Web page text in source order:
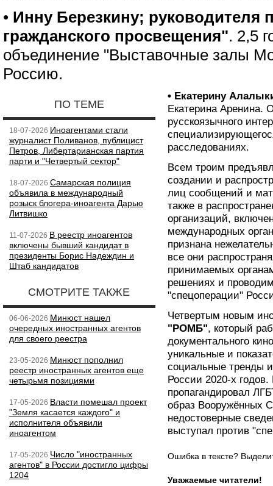
• Инну Березкину;
гражданского просвещения". 2,5
объединение "Выставочные залы
Россию.
ПО ТЕМЕ
18-07-2026 Иноагентами стали
журналист Поливанов, публицист
Петров, Либертарианская партия
парти и "Четвертый сектор"
18-07-2026 Самарская полиция
объявила в международный
розыск блогера-иноагента Дарью
Литвишко
11-07-2026 В реестр иноагентов
включены бывший кандидат в
президенты Борис Надеждин и
Штаб кандидатов
СМОТРИТЕ ТАКЖЕ
06-06-2026 Минюст нашел
очередных иностранных агентов
для своего реестра
23-05-2026 Минюст пополнил
реестр иностранных агентов еще
четырьмя позициями
17-05-2026 Власти помешал проект
"Земля касается каждого" и
исполнителя объявили
иноагентом
17-05-2026 Число "иностранных
агентов" в России достигло цифры
1204
• Екатерину
Екатерина Аренина.
русскоязычного
расследованиях.
Всем троим
создании и
лиц сообщений и
также в
организаций,
международных
признана
все они
принимаемых
решениях и
"спецоперации"
Четвертым новым
"РОМБ", который
документального
уникальные и
социальные тренды
России 2020-х
пропагандировал
образ Вооружённых
недостоверные
выступал против
Ошибка в тексте?
Уважаемые читатели!